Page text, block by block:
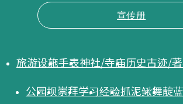
宣传册
旅游设施手表神社/寺庙历史古迹/
公园坝崇拜学习经验抓泥鳅舞靛